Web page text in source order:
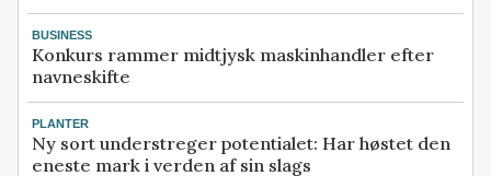
BUSINESS
Konkurs rammer midtjysk maskinhandler efter
navneskifte
PLANTER
Ny sort understreger potentialet: Har høstet den
eneste mark i verden af sin slags